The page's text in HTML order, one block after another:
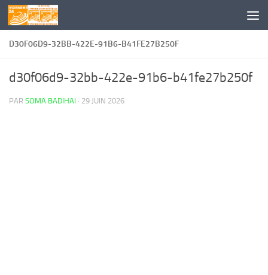
Skip to content
D30F06D9-32BB-422E-91B6-B41FE27B250F
d30f06d9-32bb-422e-91b6-b41fe27b250f
PAR SOMA BADIHAI · 29 JUIN 2026